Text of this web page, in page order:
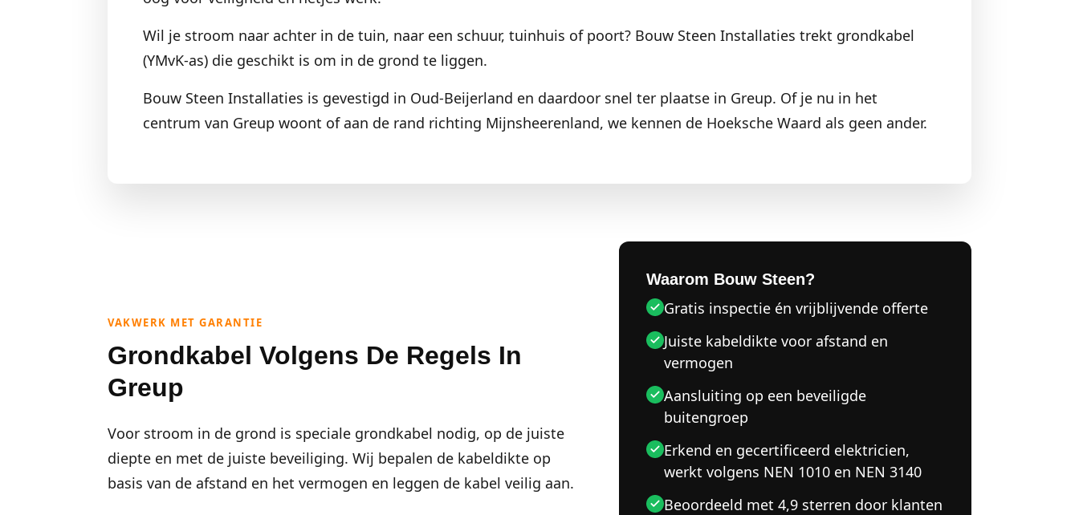
Wil je stroom naar achter in de tuin, naar een schuur, tuinhuis of poort? Bouw Steen Installaties trekt grondkabel
(YMvK-as) die geschikt is om in de grond te liggen.
Bouw Steen Installaties is gevestigd in Oud-Beijerland en daardoor snel ter plaatse in Greup. Of je nu in het
centrum van Greup woont of aan de rand richting Mijnsheerenland, we kennen de Hoeksche Waard als geen ander.
VAKWERK MET GARANTIE
Grondkabel Volgens De Regels In
Greup
Voor stroom in de grond is speciale grondkabel nodig, op de juiste
diepte en met de juiste beveiliging. Wij bepalen de kabeldikte op
basis van de afstand en het vermogen en leggen de kabel veilig aan.
Waarom Bouw Steen?
Gratis inspectie én vrijblijvende offerte
Juiste kabeldikte voor afstand en
vermogen
Aansluiting op een beveiligde
buitengroep
Erkend en gecertificeerd elektricien,
werkt volgens NEN 1010 en NEN 3140
Beoordeeld met 4,9 sterren door klanten